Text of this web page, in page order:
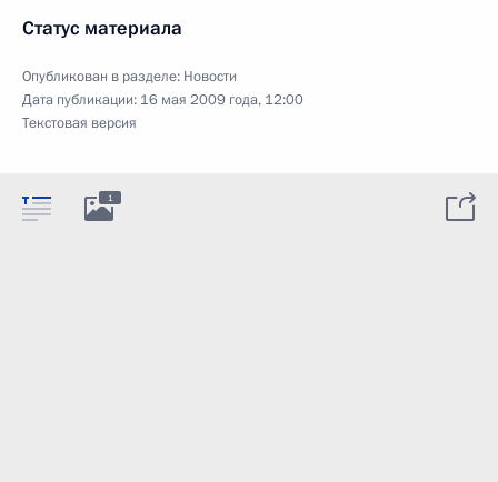
Статус материала
Опубликован в разделе: Новости
Дата публикации: 16 мая 2009 года, 12:00
Текстовая версия
1